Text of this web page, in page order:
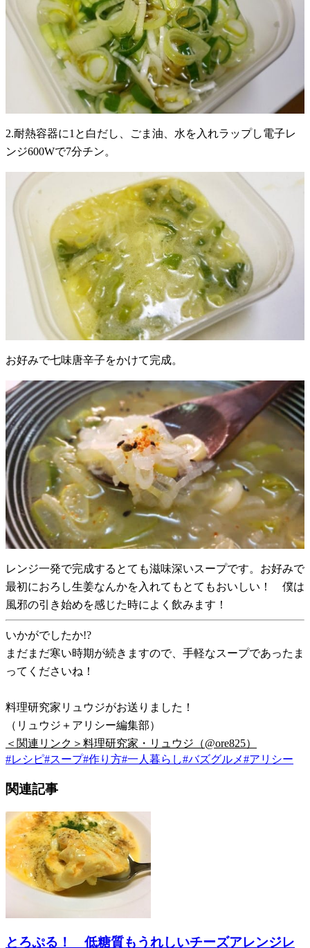
2.耐熱容器に1と白だし、ごま油、水を入れラップし電子レ
ンジ600Wで7分チン。
お好みで七味唐辛子をかけて完成。
レンジ一発で完成するとても滋味深いスープです。お好みで
最初におろし生姜なんかを入れてもとてもおいしい！ 僕は
風邪の引き始めを感じた時によく飲みます！
いかがでしたか!?
まだまだ寒い時期が続きますので、手軽なスープであったま
ってくださいね！
料理研究家リュウジがお送りました！
（リュウジ＋アリシー編集部）
＜関連リンク＞料理研究家・リュウジ（@ore825）
#レシピ#スープ#作り方#一人暮らし#バズグルメ#アリシー
関連記事
とろぷる！ 低糖質もうれしいチーズアレンジレ